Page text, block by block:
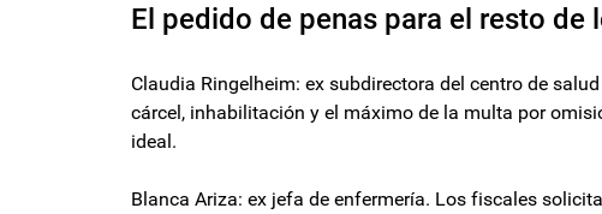
El pedido de penas para el resto de
Claudia Ringelheim: ex subdirectora del centro de
cárcel, inhabilitación y el máximo de la multa por
ideal.
Blanca Ariza: ex jefa de enfermería. Los fiscales